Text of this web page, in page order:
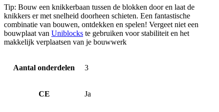
Tip: Bouw een knikkerbaan tussen de blokken door en laat de
knikkers er met snelheid doorheen schieten. Een fantastische
combinatie van bouwen, ontdekken en spelen! Vergeet niet een
bouwplaat van Uniblocks te gebruiken voor stabiliteit en het
makkelijk verplaatsen van je bouwwerk
Aantal onderdelen 3
CE Ja